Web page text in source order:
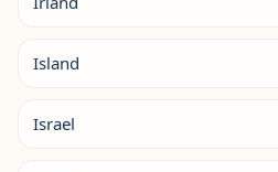
Island
Israel